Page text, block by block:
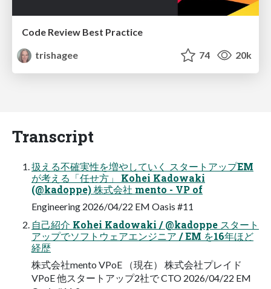
Code Review Best Practice
trishagee
74 20k
Transcript
扱える不確実性を増やしていく スタートアップEM
が考える「任せ方」 Kohei Kadowaki
(@kadoppe) 株式会社 mento - VP of
Engineering 2026/04/22 EM Oasis #11
自己紹介 Kohei Kadowaki / @kadoppe スタート
アップでソフトウェアエンジニア / EM を16年ほど
経歴
株式会社mento VPoE （現在） 株式会社プレイド
VPoE 他スタートアップ2社で CTO 2026/04/22 EM